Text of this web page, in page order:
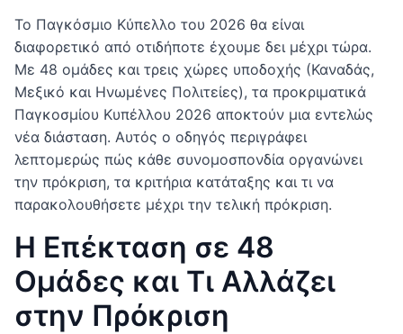
Το Παγκόσμιο Κύπελλο του 2026 θα είναι
διαφορετικό από οτιδήποτε έχουμε δει μέχρι τώρα.
Με 48 ομάδες και τρεις χώρες υποδοχής (Καναδάς,
Μεξικό και Ηνωμένες Πολιτείες), τα προκριματικά
Παγκοσμίου Κυπέλλου 2026 αποκτούν μια εντελώς
νέα διάσταση. Αυτός ο οδηγός περιγράφει
λεπτομερώς πώς κάθε συνομοσπονδία οργανώνει
την πρόκριση, τα κριτήρια κατάταξης και τι να
παρακολουθήσετε μέχρι την τελική πρόκριση.
Η Επέκταση σε 48
Ομάδες και Τι Αλλάζει
στην Πρόκριση